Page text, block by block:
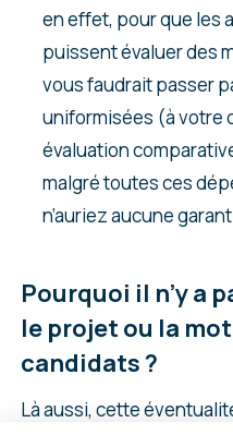
en effet, pour que les
puissent évaluer des
vous faudrait passer
uniformisées (à votre
évaluation
malgré toutes ces
n’auriez aucune
Pourquoi il n’y a
le projet ou la
candidats ?
Là aussi, cette